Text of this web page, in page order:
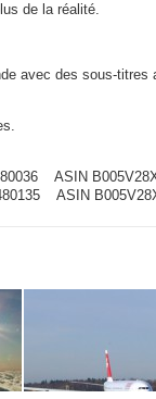
de la réalité.
avec des sous-titres
ASIN
ASIN